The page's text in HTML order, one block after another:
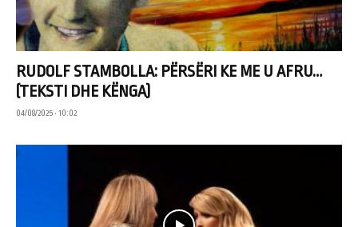
RUDOLF STAMBOLLA: PËRSËRI KE ME U AFRU…
(TEKSTI DHE KËNGA)
04/08/2025 • 10:02